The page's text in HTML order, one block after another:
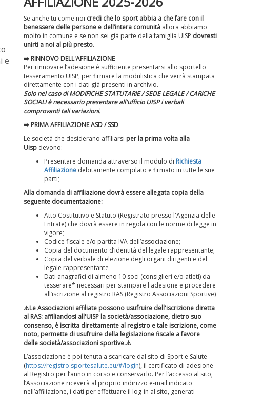
e
La formazione Uisp rallenta ma
prosegue anche in estate
Fondazione Terzjus: prima riunione
a Roma
Se anche tu come noi credi che lo sport abbia a che fare con il
benessere delle persone e dell’intera comunità allora abbiamo
molto in comune e se non sei già parte della famiglia UISP dovresti
unirti a noi al più presto.
➡️ RINNOVO DELL'AFFILIAZIONE
Per rinnovare l’adesione è sufficiente presentarsi allo sportello
tesseramento UISP, per firmare la modulistica che verrà stampata
direttamente con i dati già presenti in archivio.
Solo nel caso di MODIFICHE STATUTARIE / SEDE LEGALE / CARICHE
SOCIALI è necessario presentare all'ufficio UISP i verbali
comprovanti tali variazioni.
➡️ PRIMA AFFILIAZIONE ASD / SSD
Le società che desiderano affiliarsi per la prima volta alla
Uisp devono:
Presentare domanda attraverso il modulo di Richiesta
Affiliazione debitamente compilato e firmato in tutte le sue
parti;
Alla domanda di affiliazione dovrà essere allegata copia della
seguente documentazione:
Atto Costitutivo e Statuto (Registrato presso l'Agenzia delle
Entrate) che dovrà essere in regola con le norme di legge in
vigore;
Codice fiscale e/o partita IVA dell’associazione;
Copia del documento d’identità del legale rappresentante;
Copia del verbale di elezione degli organi dirigenti e del
legale rappresentante
Dati anagrafici di almeno 10 soci (consiglieri e/o atleti) da
tesserare* necessari per stampare l'adesione e procedere
all’iscrizione al registro RAS (Registro Associazioni Sportive)
⚠️Le Associazioni affiliate possono usufruire dell'iscrizione diretta
al RAS: affiliandosi all'UISP la società/associazione, dietro suo
consenso, è iscritta direttamente al registro e tale iscrizione, come
noto, permette di usufruire della legislazione fiscale a favore
delle società/associazioni sportive.⚠️
L’associazione è poi tenuta a scaricare dal sito di Sport e Salute
(https://registro.sportesalute.eu/#/login), il certificato di adesione
al Registro per l’anno in corso e conservarlo. Per l’accesso al sito,
l’Associazione riceverà al proprio indirizzo e-mail indicato
nell’affiliazione, i dati per effettuare il log-in al sito, generati